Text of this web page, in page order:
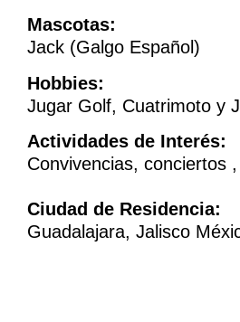
Mascotas:
Jack (Galgo Español)
Hobbies:
Jugar Golf, Cuatrimoto y
Actividades de Interés:
Convivencias, conciertos
Ciudad de Residencia:
Guadalajara, Jalisco